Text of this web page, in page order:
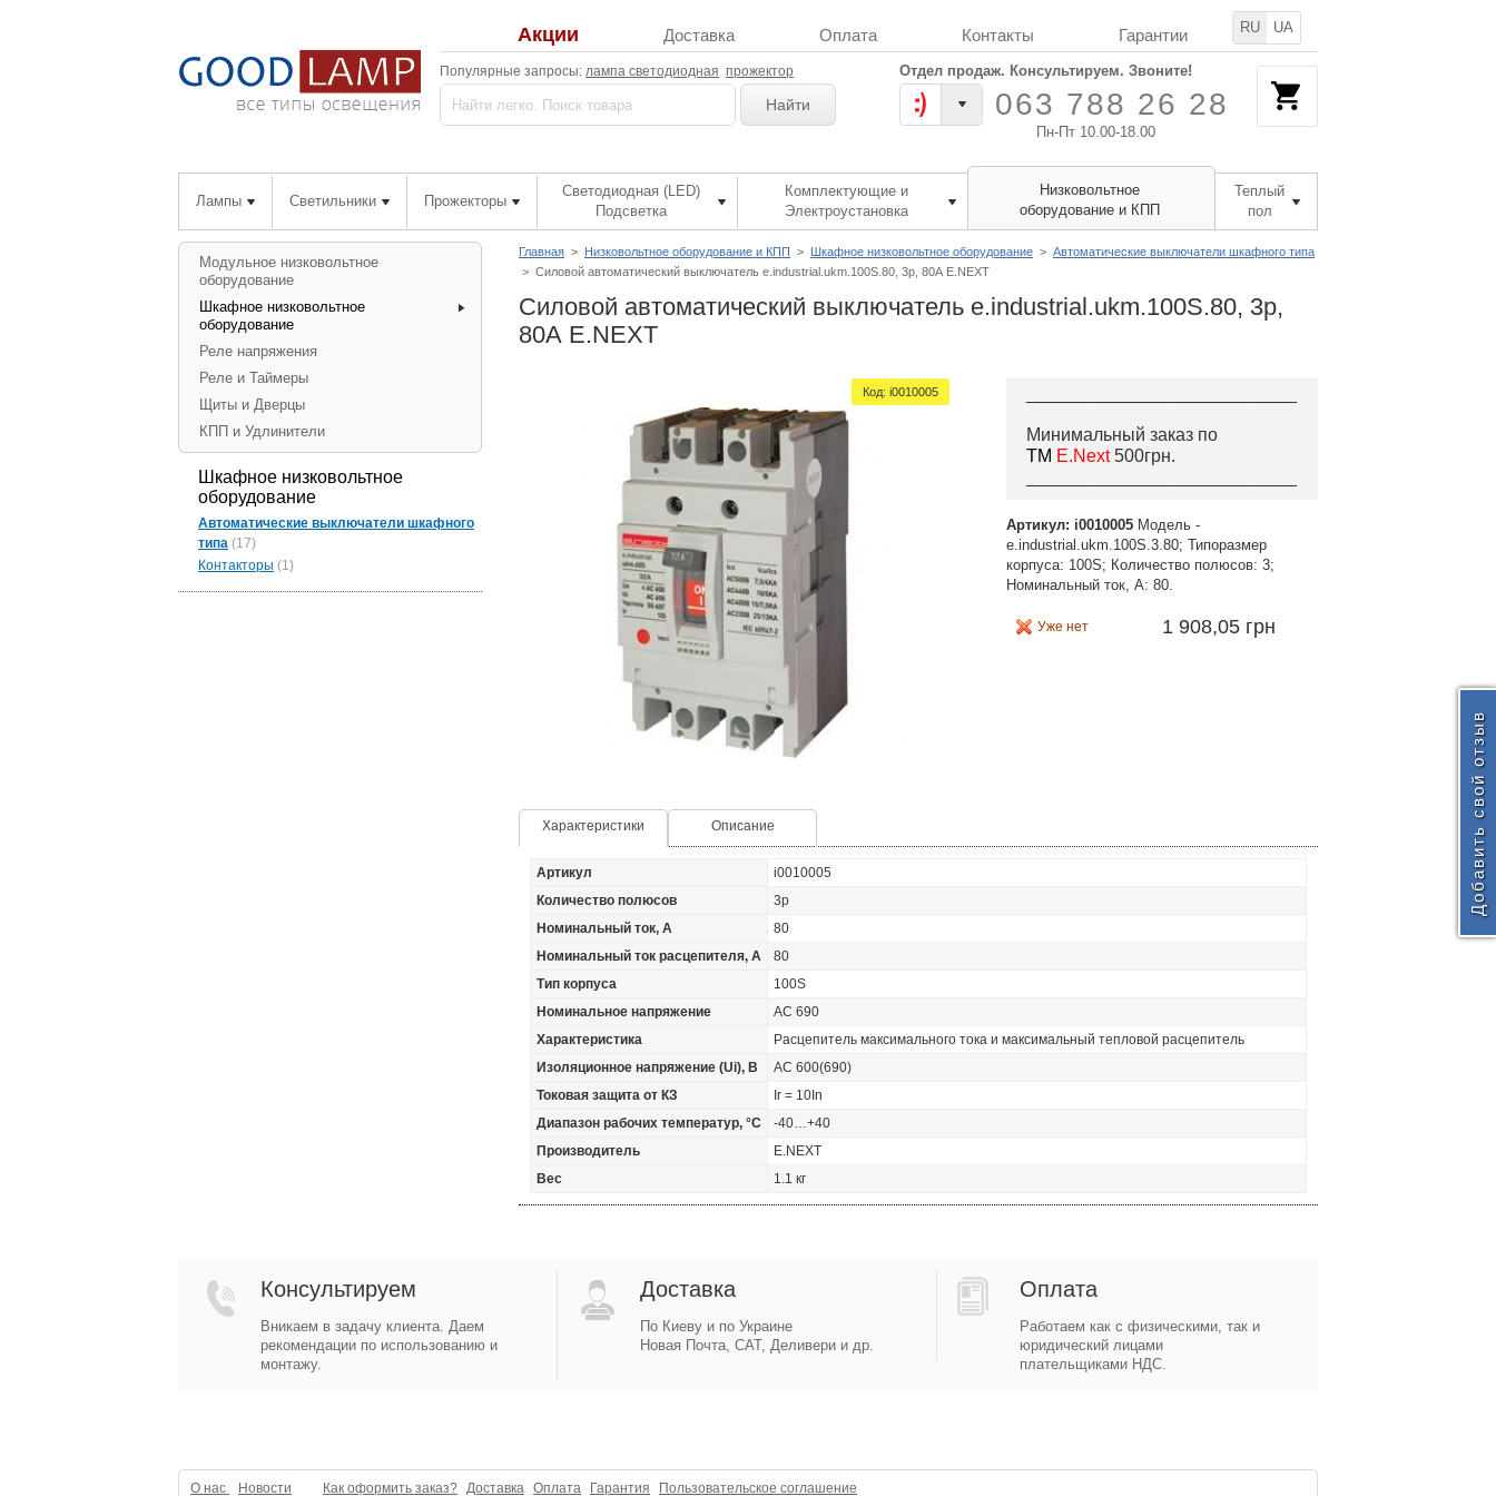
RU UA
Акции Доставка Оплата Контакты Гарантии
Популярные запросы: лампа светодиодная прожектор
Найти
Отдел продаж. Консультируем. Звоните!
063 788 26 28
Пн-Пт 10.00-18.00
Лампы Светильники Прожекторы
Светодиодная (LED)
Подсветка
Комплектующие и
Электроустановка
Низковольтное
оборудование и КПП
Теплый
пол
Главная > Низковольтное оборудование и КПП > Шкафное низковольтное оборудование > Автоматические выключатели шкафного типа
> Силовой автоматический выключатель e.industrial.ukm.100S.80, 3р, 80А E.NEXT
Силовой автоматический выключатель e.industrial.ukm.100S.80, 3р,
80А E.NEXT
Код: i0010005
Минимальный заказ по
ТМ E.Next 500грн.
Артикул: i0010005 Модель -
e.industrial.ukm.100S.3.80; Типоразмер
корпуса: 100S; Количество полюсов: 3;
Номинальный ток, А: 80.
1 908,05 грн
Уже нет
Характеристики Описание
Артикул
i0010005
Количество полюсов
3p
Номинальный ток, А
80
Номинальный ток расцепителя, А
80
Тип корпуса
100S
Номинальное напряжение
AC 690
Характеристика
Расцепитель максимального тока и максимальный тепловой расцепитель
Изоляционное напряжение (Uі), В
AC 600(690)
Токовая защита от КЗ
Ir = 10In
Диапазон рабочих температур, °С
-40…+40
Производитель
E.NEXT
Вес
1.1 кг
Модульное низковольтное
оборудование
Шкафное низковольтное
оборудование
Реле напряжения
Реле и Таймеры
Щиты и Дверцы
КПП и Удлинители
Шкафное низковольтное
оборудование
Автоматические выключатели шкафного
типа (17)
Контакторы (1)
Консультируем
Вникаем в задачу клиента. Даем
рекомендации по использованию и
монтажу.
Доставка
По Киеву и по Украине
Новая Почта, САТ, Деливери и др.
Оплата
Работаем как с физическими, так и
юридический лицами
плательщиками НДС.
О нас Новости Как оформить заказ? Доставка Оплата Гарантия Пользовательское соглашение
Добавить свой отзыв